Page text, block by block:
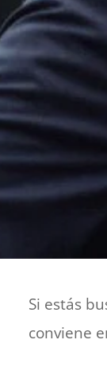
Si estás
conviene